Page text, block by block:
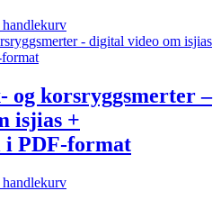
og korsryggsmerter –
isjias +
i PDF-format